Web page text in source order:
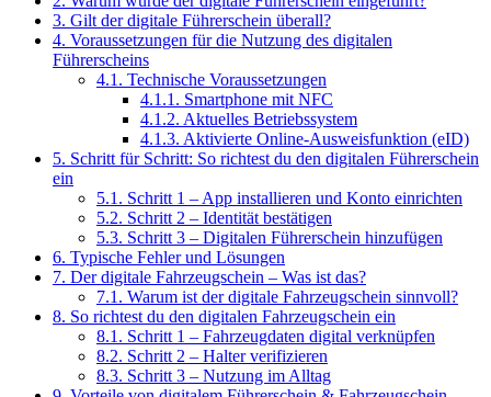
3. Gilt der digitale Führerschein überall?
4. Voraussetzungen für die Nutzung des digitalen
Führerscheins
4.1. Technische Voraussetzungen
4.1.1. Smartphone mit NFC
4.1.2. Aktuelles Betriebssystem
4.1.3. Aktivierte Online-Ausweisfunktion (eID)
5. Schritt für Schritt: So richtest du den digitalen Führerschein
ein
5.1. Schritt 1 – App installieren und Konto einrichten
5.2. Schritt 2 – Identität bestätigen
5.3. Schritt 3 – Digitalen Führerschein hinzufügen
6. Typische Fehler und Lösungen
7. Der digitale Fahrzeugschein – Was ist das?
7.1. Warum ist der digitale Fahrzeugschein sinnvoll?
8. So richtest du den digitalen Fahrzeugschein ein
8.1. Schritt 1 – Fahrzeugdaten digital verknüpfen
8.2. Schritt 2 – Halter verifizieren
8.3. Schritt 3 – Nutzung im Alltag